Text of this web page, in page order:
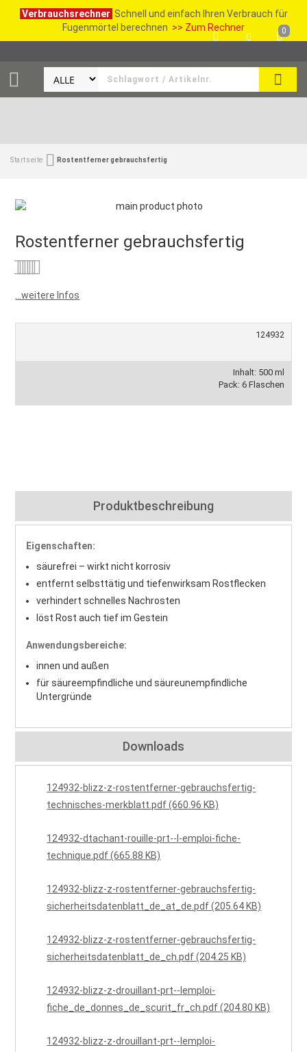
Verbrauchsrechner Schnell und einfach Ihren Verbrauch für
Fugenmörtel berechnen >> Zum Rechner
SUCHE
0
Startseite Rostentferner gebrauchsfertig
Rostentferner gebrauchsfertig
...weitere Infos
124932
Inhalt: 500 ml
Pack: 6 Flaschen
Produktbeschreibung
Eigenschaften:
säurefrei – wirkt nicht korrosiv
entfernt selbsttätig und tiefenwirksam Rostflecken
verhindert schnelles Nachrosten
löst Rost auch tief im Gestein
Anwendungsbereiche:
innen und außen
für säureempfindliche und säureunempfindliche
Untergründe
Downloads
124932-blizz-z-rostentferner-gebrauchsfertig-
technisches-merkblatt.pdf (660.96 KB)
124932-dtachant-rouille-prt--l-emploi-fiche-
technique.pdf (665.88 KB)
124932-blizz-z-rostentferner-gebrauchsfertig-
sicherheitsdatenblatt_de_at_de.pdf (205.64 KB)
124932-blizz-z-rostentferner-gebrauchsfertig-
sicherheitsdatenblatt_de_ch.pdf (204.25 KB)
124932-blizz-z-drouillant-prt--lemploi-
fiche_de_donnes_de_scurit_fr_ch.pdf (204.80 KB)
124932-blizz-z-drouillant-prt--lemploi-